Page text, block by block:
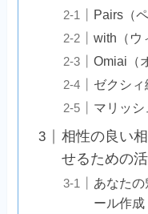
Pairs（
with（ウ
Omiai（
ゼクシ
マリッシ
相性の良い
せるための
あなた
ール作成